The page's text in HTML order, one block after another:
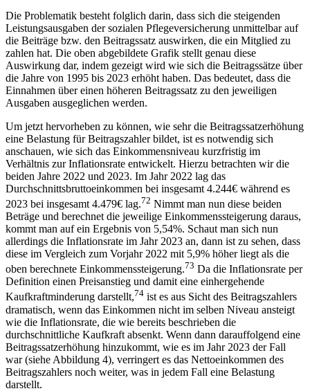
Die Problematik besteht folglich darin, dass sich die steigenden
Leistungsausgaben der sozialen Pflegeversicherung unmittelbar auf
die Beiträge bzw. den Beitragssatz auswirken, die ein Mitglied zu
zahlen hat. Die oben abgebildete Grafik stellt genau diese
Auswirkung dar, indem gezeigt wird wie sich die Beitragssätze über
die Jahre von 1995 bis 2023 erhöht haben. Das bedeutet, dass die
Einnahmen über einen höheren Beitragssatz zu den jeweiligen
Ausgaben ausgeglichen werden.
Um jetzt hervorheben zu können, wie sehr die Beitragssatzerhöhung
eine Belastung für Beitragszahler bildet, ist es notwendig sich
anschauen, wie sich das Einkommensniveau kurzfristig im
Verhältnis zur Inflationsrate entwickelt. Hierzu betrachten wir die
beiden Jahre 2022 und 2023. Im Jahr 2022 lag das
Durchschnittsbruttoeinkommen bei insgesamt 4.244€ während es
2023 bei insgesamt 4.479€ lag.72 Nimmt man nun diese beiden
Beträge und berechnet die jeweilige Einkommenssteigerung daraus,
kommt man auf ein Ergebnis von 5,54%. Schaut man sich nun
allerdings die Inflationsrate im Jahr 2023 an, dann ist zu sehen, dass
diese im Vergleich zum Vorjahr 2022 mit 5,9% höher liegt als die
oben berechnete Einkommenssteigerung.73 Da die Inflationsrate per
Definition einen Preisanstieg und damit eine einhergehende
Kaufkraftminderung darstellt,74 ist es aus Sicht des Beitragszahlers
dramatisch, wenn das Einkommen nicht im selben Niveau ansteigt
wie die Inflationsrate, die wie bereits beschrieben die
durchschnittliche Kaufkraft absenkt. Wenn dann darauffolgend eine
Beitragssatzerhöhung hinzukommt, wie es im Jahr 2023 der Fall
war (siehe Abbildung 4), verringert es das Nettoeinkommen des
Beitragszahlers noch weiter, was in jedem Fall eine Belastung
darstellt.